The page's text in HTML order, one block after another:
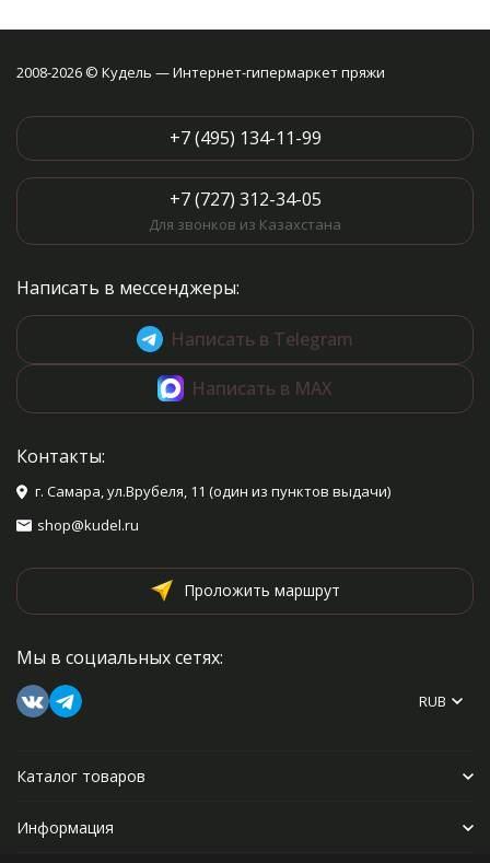
2008-2026 © Кудель — Интернет-гипермаркет пряжи
+7 (495) 134-11-99
+7 (727) 312-34-05
Для звонков из Казахстана
Написать в мессенджеры:
Написать в Telegram
Написать в MAX
Контакты:
г. Самара, ул.Врубеля, 11 (один из пунктов выдачи)
shop@kudel.ru
Проложить маршрут
Мы в социальных сетях:
RUB
Каталог товаров
Информация